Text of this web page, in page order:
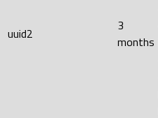
uuid2
3
months